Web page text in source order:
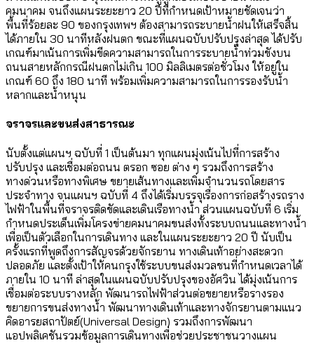
คมนาคม จนถึงแผนระยะยาว 20 ปีที่กำหนดเป้าหมายชัดเจนว่า
พื้นที่ร้อยละ 90 ของกรุงเทพฯ ต้องสามารถระบายน้ำฝนให้เสร็จสิ้น
ได้ภายใน 30 นาทีหลังฝนตก ขณะที่แผนฉบับปรับปรุงล่าสุด ได้ปรับ
เกณฑ์มาเน้นการเพิ่มขีดความสามารถในการระบายน้ำท่วมขังบน
ถนนสายหลักกรณีฝนตกไม่เกิน 100 มิลลิเมตรต่อชั่วโมง ให้อยู่ใน
เกณฑ์ 60 ถึง 180 นาที พร้อมเพิ่มความสามารถในการรองรับน้ำ
หลากและน้ำหนุน
จราจรและขนส่งสาธารณะ
นับตั้งแต่แผนฯ ฉบับที่ 1 เป็นต้นมา ทุกแผนมุ่งเน้นไปที่การสร้าง
ปรับปรุง และเชื่อมต่อถนน ตรอก ซอย ต่าง ๆ รวมถึงการสร้าง
ทางด่วนหรือทางพิเศษ ขยายเส้นทางและเพิ่มจำนวนรถโดยสาร
ประจำทาง จนแผนฯ ฉบับที่ 4 ถึงได้เริ่มบรรจุเรื่องการก่อสร้างรถราง
ไฟฟ้าในพื้นที่จราจรติดขัดและเดินเรือทางน้ำ ส่วนแผนฉบับที่ 6 เริ่ม
กำหนดประเด็นเพิ่มโครงข่ายคมนาคมขนส่งทั้งระบบถนนและทางน้ำ
เพื่อเป็นตัวเลือกในการเดินทาง และในแผนระยะยาว 20 ปี นับเป็น
ครั้งแรกที่พูดถึงการสัญจรด้วยจักรยาน ทางเดินเท้าอย่างสะดวก
ปลอดภัย และตั้งเป้าให้คนกรุงใช้ระบบขนส่งมวลชนที่กำหนดเวลาได้
ภายใน 10 นาที ล่าสุดในแผนฉบับปรับปรุงของอัศวิน ได้มุ่งเน้นการ
เชื่อมต่อระบบรางหลัก พัฒนารถไฟฟ้าส่วนต่อขยายหรือรางรอง
ขยายการขนส่งทางน้ำ พัฒนาทางเดินเท้าและทางจักรยานตามแนว
คิดอารยสถาปัตย์(Universal Design) รวมถึงการพัฒนา
แอปพลิเคชันรวมข้อมูลการเดินทางเพื่อช่วยประชาชนวางแผน